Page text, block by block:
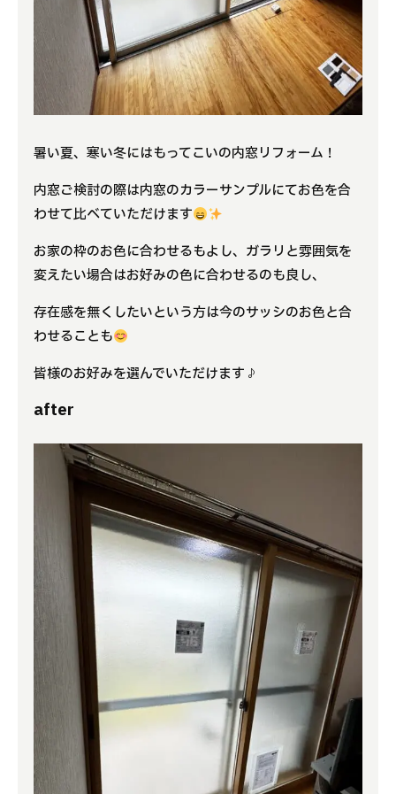
暑い夏、寒い冬にはもってこいの内窓リフォーム！
内窓ご検討の際は内窓のカラーサンプルにてお色を合
わせて比べていただけます
お家の枠のお色に合わせるもよし、ガラリと雰囲気を
変えたい場合はお好みの色に合わせるのも良し、
存在感を無くしたいという方は今のサッシのお色と合
わせることも
皆様のお好みを選んでいただけます♪
after